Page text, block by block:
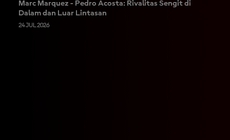
Marc Marquez - Pedro Acosta: Rivalitas Sengit di
Dalam dan Luar Lintasan
24 JUL 2026